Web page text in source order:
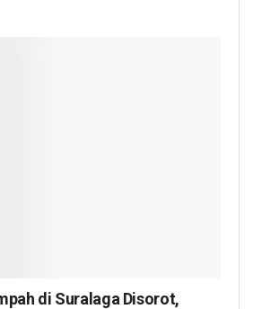
di Suralaga Disorot,